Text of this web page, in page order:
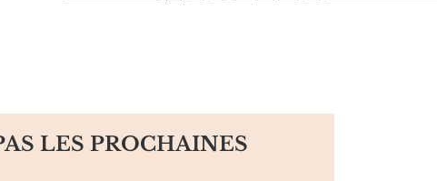
LES PROCHAINES